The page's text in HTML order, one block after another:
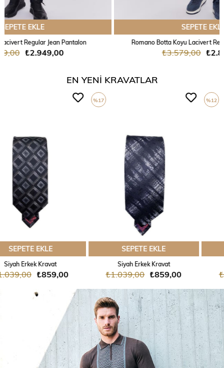
Romano Botta Koyu Lacivert Regular Jean Pantalon
EN YENİ KRAVATLAR
SEPETE EKLE
Siyah Erkek Kravat
₺859,00
₺1.039,00
SEPETE EKLE
Siyah Erkek Kravat
₺919,00
₺1.049,00